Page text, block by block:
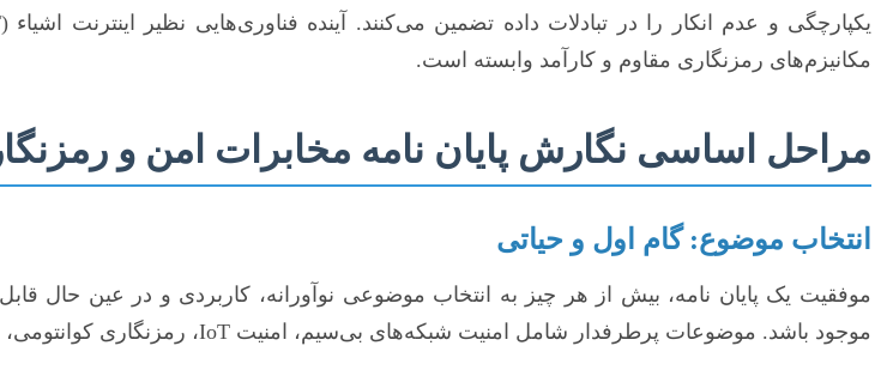
مکانیزم‌های رمزنگاری مقاوم و کارآمد وابسته است.
مراحل اساسی نگارش پایان نامه مخابرات امن و
انتخاب موضوع: گام اول و حیاتی
موفقیت یک پایان نامه، بیش از هر چیز به انتخاب موضوعی نوآورانه، کاربردی و در عین حال
موجود باشد. موضوعات پرطرفدار شامل امنیت شبکه‌های بی‌سیم، امنیت IoT، رمزنگاری کوانتومی، امنیت بلاکچین، تحلیل آسیب‌پذیری‌ها و طراحی پروتکل‌های امن می‌شوند.